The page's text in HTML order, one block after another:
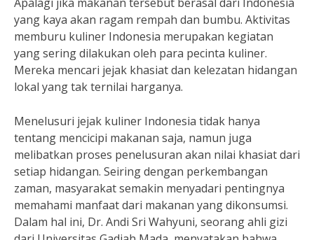
yang kaya akan ragam rempah dan bumbu. Aktivitas
memburu kuliner Indonesia merupakan kegiatan
yang sering dilakukan oleh para pecinta kuliner.
Mereka mencari jejak khasiat dan kelezatan hidangan
lokal yang tak ternilai harganya.
Menelusuri jejak kuliner Indonesia tidak hanya
tentang mencicipi makanan saja, namun juga
melibatkan proses penelusuran akan nilai khasiat dari
setiap hidangan. Seiring dengan perkembangan
zaman, masyarakat semakin menyadari pentingnya
memahami manfaat dari makanan yang dikonsumsi.
Dalam hal ini, Dr. Andi Sri Wahyuni, seorang ahli gizi